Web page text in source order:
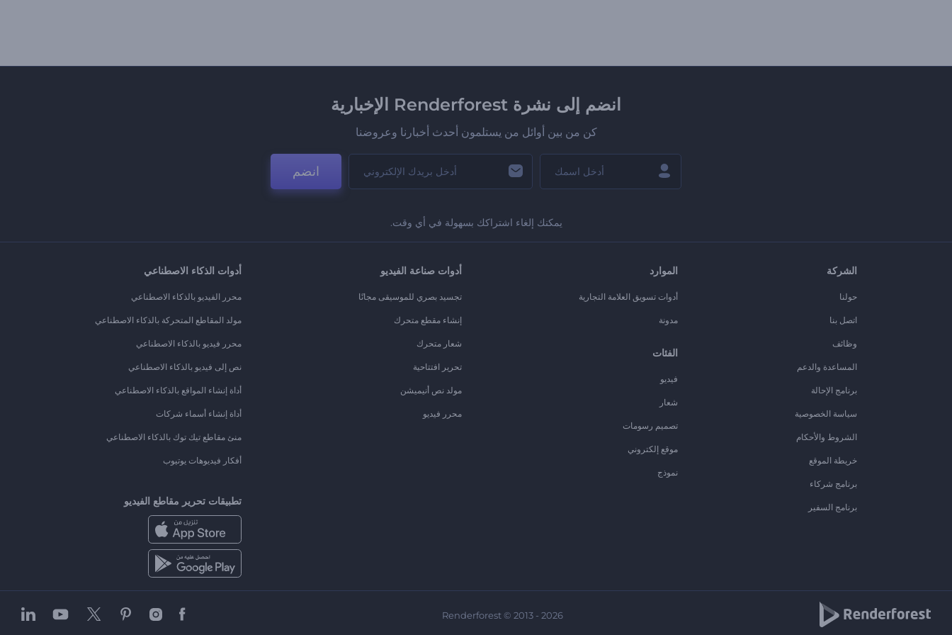
انضم إلى نشرة Renderforest الإخبارية
كن من بين أوائل من يستلمون أحدث أخبارنا وعروضنا
انضم
يمكنك إلغاء اشتراكك بسهولة في أي وقت.
الشركة
حولنا
اتصل بنا
وظائف
المساعدة والدعم
برنامج الإحالة
سياسة الخصوصية
الشروط والأحكام
خريطة الموقع
برنامج شركاء
برنامج السفير
الموارد
أدوات تسويق العلامة التجارية
مدونة
الفئات
فيديو
شعار
تصميم رسومات
موقع إلكتروني
نموذج
أدوات صناعة الفيديو
تجسيد بصري للموسيقى مجانًا
إنشاء مقطع متحرك
شعار متحرك
تحرير افتتاحية
مولد نص أنيميشن
محرر فيديو
أدوات الذكاء الاصطناعي
محرر الفيديو بالذكاء الاصطناعي
مولد المقاطع المتحركة بالذكاء الاصطناعي
محرر فيديو بالذكاء الاصطناعي
نص إلى فيديو بالذكاء الاصطناعي
أداة إنشاء المواقع بالذكاء الاصطناعي
أداة إنشاء أسماء شركات
منئ مقاطع تيك توك بالذكاء الاصطناعي
أفكار فيديوهات يوتيوب
تطبيقات تحرير مقاطع الفيديو
Renderforest © 2013 - 2026